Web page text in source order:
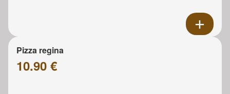
Pizza regina
10.90 €